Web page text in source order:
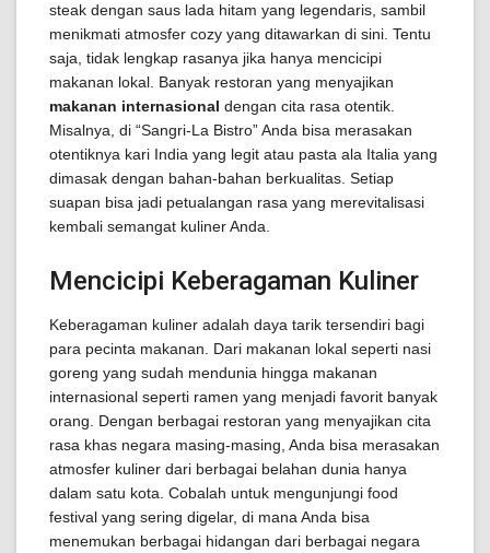
steak dengan saus lada hitam yang legendaris, sambil
menikmati atmosfer cozy yang ditawarkan di sini. Tentu
saja, tidak lengkap rasanya jika hanya mencicipi
makanan lokal. Banyak restoran yang menyajikan
makanan internasional dengan cita rasa otentik.
Misalnya, di “Sangri-La Bistro” Anda bisa merasakan
otentiknya kari India yang legit atau pasta ala Italia yang
dimasak dengan bahan-bahan berkualitas. Setiap
suapan bisa jadi petualangan rasa yang merevitalisasi
kembali semangat kuliner Anda.
Mencicipi Keberagaman Kuliner
Keberagaman kuliner adalah daya tarik tersendiri bagi
para pecinta makanan. Dari makanan lokal seperti nasi
goreng yang sudah mendunia hingga makanan
internasional seperti ramen yang menjadi favorit banyak
orang. Dengan berbagai restoran yang menyajikan cita
rasa khas negara masing-masing, Anda bisa merasakan
atmosfer kuliner dari berbagai belahan dunia hanya
dalam satu kota. Cobalah untuk mengunjungi food
festival yang sering digelar, di mana Anda bisa
menemukan berbagai hidangan dari berbagai negara